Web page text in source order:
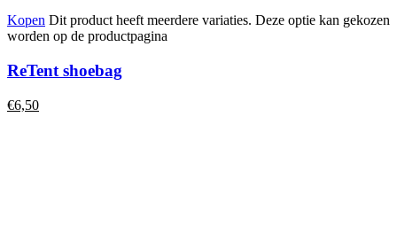
Kopen Dit product heeft meerdere variaties. Deze optie kan gekozen
worden op de productpagina
ReTent shoebag
€6,50